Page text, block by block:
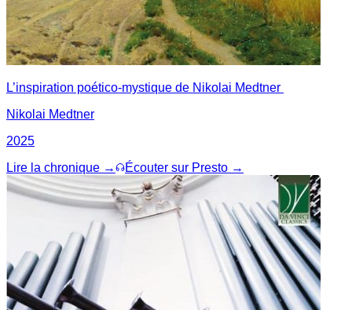
L’inspiration poético-mystique de Nikolai Medtner
Nikolai Medtner
2025
Lire la chronique →
Écouter sur Presto →